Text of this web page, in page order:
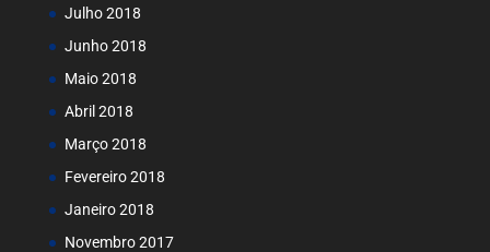
Julho 2018
Junho 2018
Maio 2018
Abril 2018
Março 2018
Fevereiro 2018
Janeiro 2018
Novembro 2017